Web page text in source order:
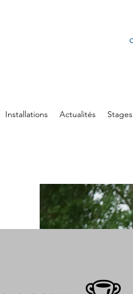
Installations Actualités Stages